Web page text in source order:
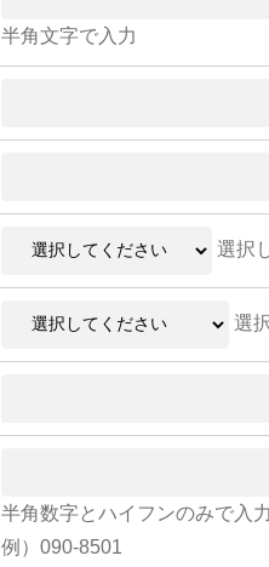
半角文字で入力
選択
選
半角数字とハイフンのみで入力
例）090-8501